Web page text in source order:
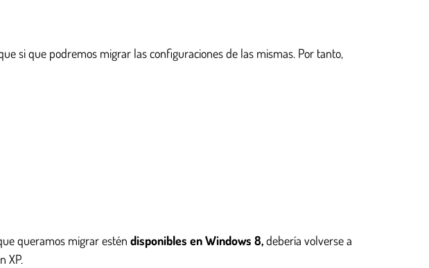
si que podremos migrar las configuraciones de las mismas. Por tanto,
queramos migrar estén disponibles en Windows 8,debería volverse a
XP.